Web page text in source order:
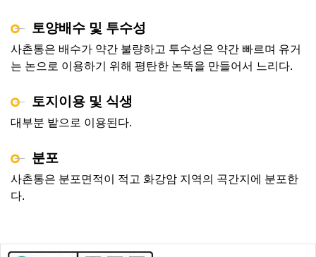
토양배수 및 투수성
사촌통은 배수가 약간 불량하고 투수성은 약간 빠르며 유거
는 논으로 이용하기 위해 평탄한 논뚝을 만들어서 느리다.
토지이용 및 식생
대부분 밭으로 이용된다.
분포
사촌통은 분포면적이 적고 화강암 지역의 곡간지에 분포한
다.